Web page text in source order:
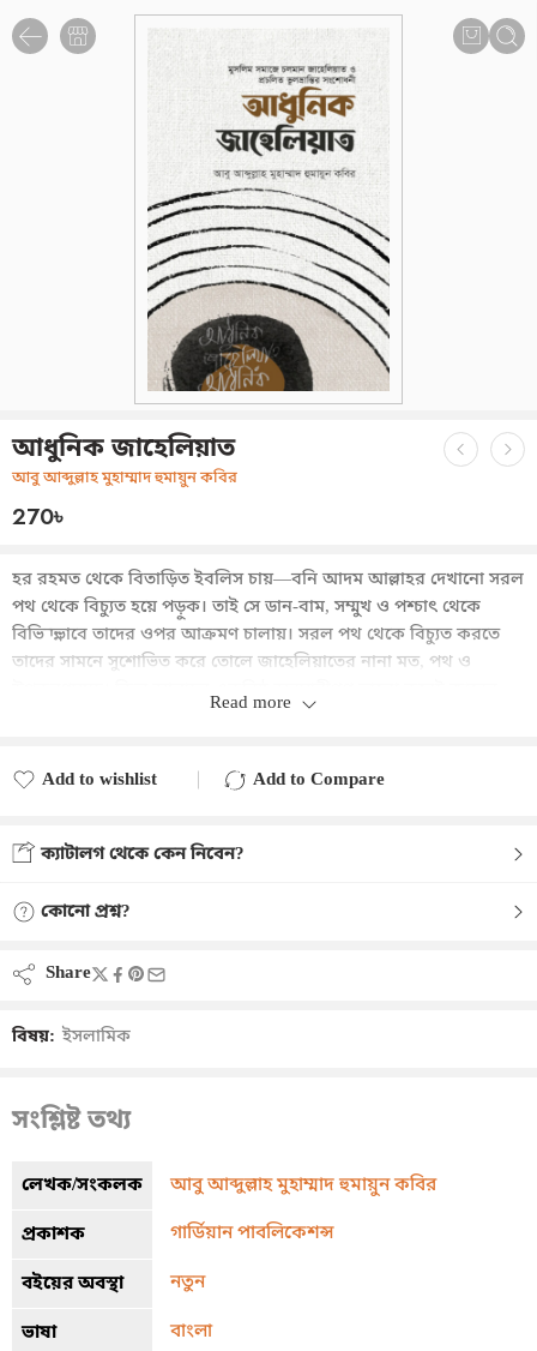
আধুনিক জাহেলিয়াত
আবু আব্দুল্লাহ মুহাম্মাদ হুমায়ুন কবির
270৳
হর রহমত থেকে বিতাড়িত ইবলিস চায়—বনি আদম আল্লাহর দেখানো সরল
পথ থেকে বিচ্যুত হয়ে পড়ুক। তাই সে ডান-বাম, সম্মুখ ও পশ্চাৎ থেকে
বিভিন্নভাবে তাদের ওপর আক্রমণ চালায়। সরল পথ থেকে বিচ্যুত করতে
তাদের সামনে সুশোভিত করে তোলে জাহেলিয়াতের নানা মত, পথ ও
উপকরণসমূহ। কিন্তু আল্লাহর একনিষ্ঠ অনুসারীগণ ভালো করেই জানেন,
বিষয়গুলোতে জাহেলিয়াতের মিশ্রণ ঘটায়, কখনো-বা আগ্রাসন চালায়
ও সমাজ বিনির্মাণের এক ক্ষুদ্র প্রচেষ্টার নাম আধুনিক জাহেলিয়াত।
Read more
Add to wishlist
Add to Compare
ক্যাটালগ থেকে কেন নিবেন?
কোনো প্রশ্ন?
Share
বিষয়: ইসলামিক
সংশ্লিষ্ট তথ্য
লেখক/সংকলক আবু আব্দুল্লাহ মুহাম্মাদ হুমায়ুন কবির
প্রকাশক গার্ডিয়ান পাবলিকেশন্স
বইয়ের অবস্থা নতুন
ভাষা বাংলা